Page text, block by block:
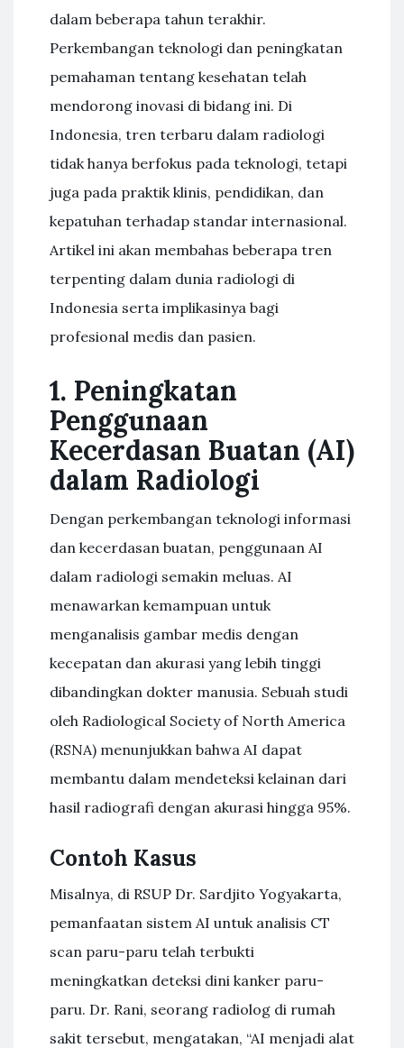
dalam beberapa tahun terakhir.
Perkembangan teknologi dan peningkatan
pemahaman tentang kesehatan telah
mendorong inovasi di bidang ini. Di
Indonesia, tren terbaru dalam radiologi
tidak hanya berfokus pada teknologi, tetapi
juga pada praktik klinis, pendidikan, dan
kepatuhan terhadap standar internasional.
Artikel ini akan membahas beberapa tren
terpenting dalam dunia radiologi di
Indonesia serta implikasinya bagi
profesional medis dan pasien.
1. Peningkatan
Penggunaan
Kecerdasan Buatan (AI)
dalam Radiologi
Dengan perkembangan teknologi informasi
dan kecerdasan buatan, penggunaan AI
dalam radiologi semakin meluas. AI
menawarkan kemampuan untuk
menganalisis gambar medis dengan
kecepatan dan akurasi yang lebih tinggi
dibandingkan dokter manusia. Sebuah studi
oleh Radiological Society of North America
(RSNA) menunjukkan bahwa AI dapat
membantu dalam mendeteksi kelainan dari
hasil radiografi dengan akurasi hingga 95%.
Contoh Kasus
Misalnya, di RSUP Dr. Sardjito Yogyakarta,
pemanfaatan sistem AI untuk analisis CT
scan paru-paru telah terbukti
meningkatkan deteksi dini kanker paru-
paru. Dr. Rani, seorang radiolog di rumah
sakit tersebut, mengatakan, “AI menjadi alat